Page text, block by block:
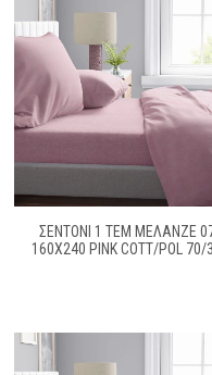
ΣΕΝΤΟΝΙ 1 ΤΕΜ ΜΕΛΑΝΖΈ
160Χ240 PINK COTT/POL 70/